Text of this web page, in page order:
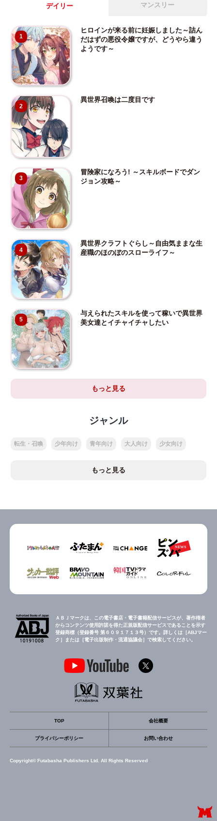
デイリー マンスリー
1
ヒロインが来る前に妊娠しました～詰ん
だはずの悪役令嬢ですが、どうやら違う
ようです～
2
異世界召喚は二度目です
3
冒険家になろう! ～スキルボードでダン
ジョン攻略～
4
異世界クラフトぐらし～自由気ままな生
産職のほのぼのスローライフ～
5
与えられたスキルを使って稼いで異世界
美女達とイチャイチャしたい
もっと見る
ジャンル
転生・召喚 少年向け 青年向け 大人向け 少女向け
もっと見る
ＡＢＪマークは、この電子書店・電子書籍配信サービスが、著作権者
からコンテンツ使用許諾を得た正規版配信サービスであることを示す
登録商標（登録番号 第６０９１７１３号）です。詳しくは［ABJマー
ク］または［電子出版制作・流通協議会］で検索してください。
TOP 会社概要
プライバシーポリシー お問い合わせ
Copyright© Futabasha Publishers Ltd. All Rights Reserved